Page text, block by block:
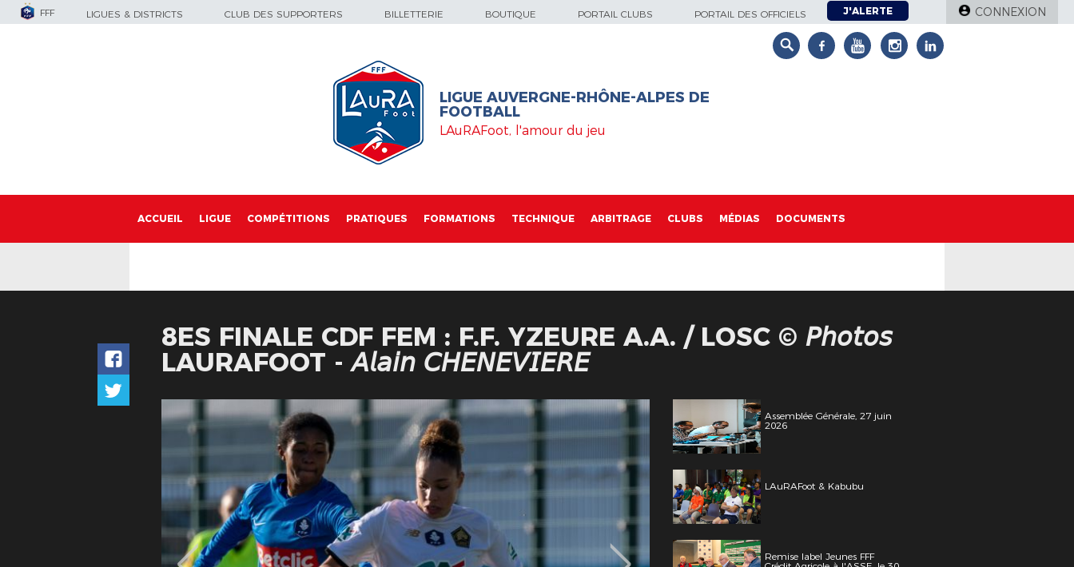
FFF LIGUES & DISTRICTS CLUB DES SUPPORTERS BILLETTERIE BOUTIQUE PORTAIL CLUBS PORTAIL DES OFFICIELS J'ALERTE CONNEXION
LIGUE AUVERGNE-RHÔNE-ALPES DE
FOOTBALL
LAuRAFoot, l'amour du jeu
ACCUEIL LIGUE COMPÉTITIONS PRATIQUES FORMATIONS TECHNIQUE ARBITRAGE CLUBS MÉDIAS DOCUMENTS
8ES FINALE CDF FEM : F.F. YZEURE A.A. / LOSC © 𝘗𝘩𝘰𝘵𝘰𝘴
LAURAFOOT - 𝘈𝘭𝘢𝘪𝘯 𝘊𝘏𝘌𝘕𝘌𝘝𝘐𝘌𝘙𝘌
Assemblée Générale, 27 juin
2026
LAuRAFoot & Kabubu
Remise label Jeunes FFF